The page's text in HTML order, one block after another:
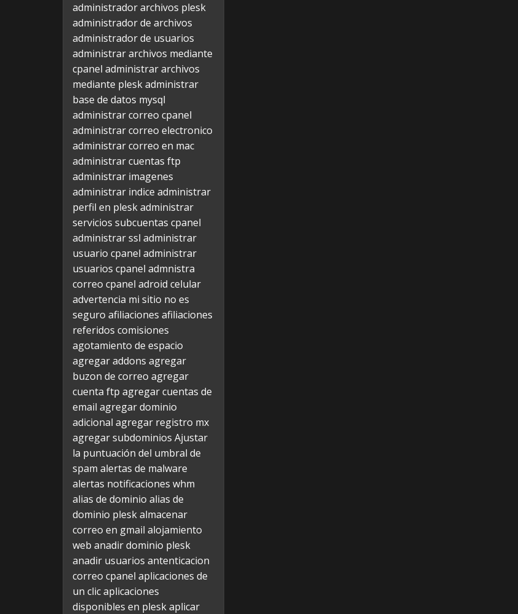
administrador archivos plesk
administrador de archivos
administrador de usuarios
administrar archivos mediante
cpanel administrar archivos
mediante pleskadministrar
base de datos mysql
administrar correo cpanel
administrar correo electronico
administrar correo en mac
administrar cuentas ftp
administrar imagenes
administrar indice administrar
perfil en pleskadministrar
servicios subcuentas cpanel
administrar ssl administrar
usuario cpanel administrar
usuarios cpanel admnistra
correo cpanel adroid celular
advertencia mi sitio no es
seguro afiliaciones afiliaciones
referidos comisiones
agotamiento de espacio
agregar addons agregar
buzon de correo agregar
cuenta ftp agregar cuentas de
email agregar dominio
adicional agregar registro mx
agregar subdominios Ajustar
la puntuación del umbral de
spam alertas de malware
alertas notificaciones whm
alias de dominio alias de
dominio pleskalmacenar
correo en gmail alojamiento
web anadir dominio plesk
anadir usuarios antenticacion
correo cpanel aplicaciones de
un clicaplicaciones
disponibles en pleskaplicar